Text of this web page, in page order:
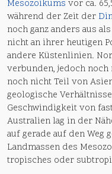
Mesozoikums vor ca.
während der Zeit der
noch ganz anders aus
nicht an ihrer heutigen
andere Küstenlinien.
verbunden, jedoch
noch nicht Teil von
geologische
Geschwindigkeit von
Australien lag in der
auf gerade auf den Weg
Landmassen des
tropisches oder